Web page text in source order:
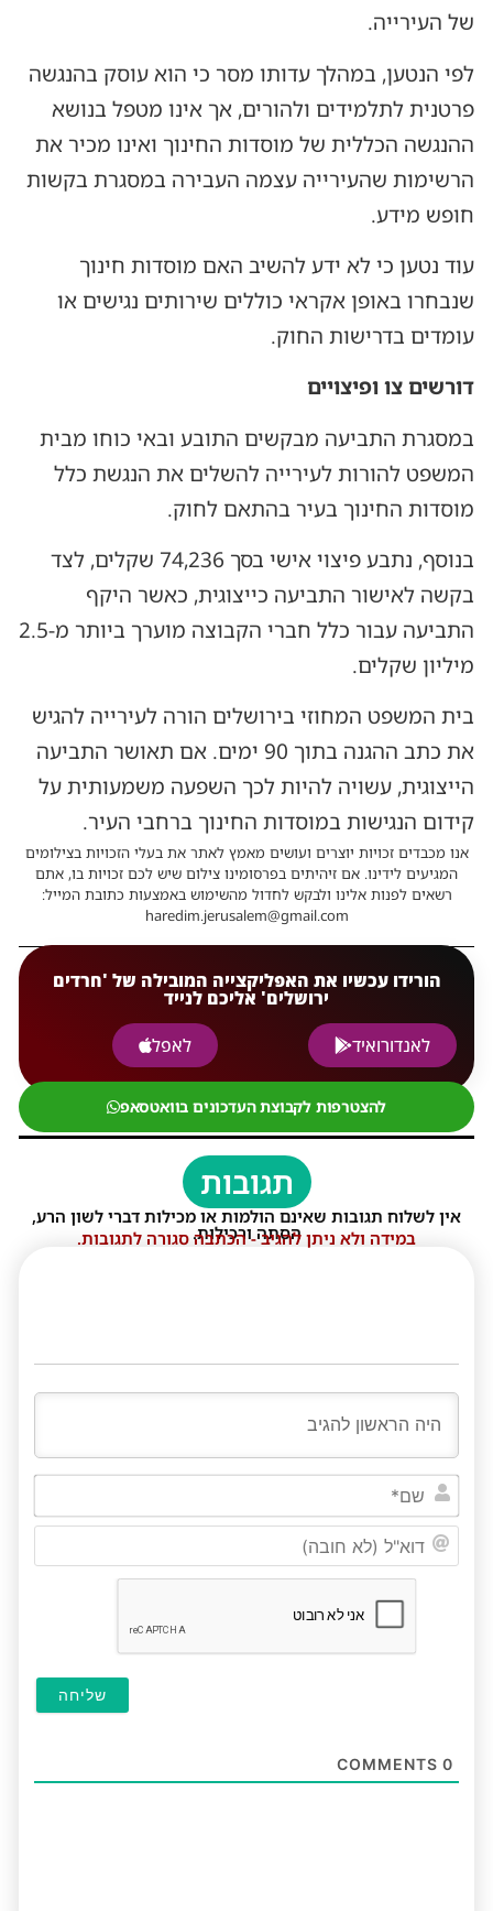
של העירייה.
לפי הנטען, במהלך עדותו מסר כי הוא עוסק בהנגשה
פרטנית לתלמידים ולהורים, אך אינו מטפל בנושא
ההנגשה הכללית של מוסדות החינוך ואינו מכיר את
הרשימות שהעירייה עצמה העבירה במסגרת בקשות
חופש מידע.
עוד נטען כי לא ידע להשיב האם מוסדות חינוך
שנבחרו באופן אקראי כוללים שירותים נגישים או
עומדים בדרישות החוק.
דורשים צו ופיצויים
במסגרת התביעה מבקשים התובע ובאי כוחו מבית
המשפט להורות לעירייה להשלים את הנגשת כלל
מוסדות החינוך בעיר בהתאם לחוק.
בנוסף, נתבע פיצוי אישי בסך 74,236 שקלים, לצד
בקשה לאישור התביעה כייצוגית, כאשר היקף
התביעה עבור כלל חברי הקבוצה מוערך ביותר מ-2.5
מיליון שקלים.
בית המשפט המחוזי בירושלים הורה לעירייה להגיש
את כתב ההגנה בתוך 90 ימים. אם תאושר התביעה
הייצוגית, עשויה להיות לכך השפעה משמעותית על
קידום הנגישות במוסדות החינוך ברחבי העיר.
אנו מכבדים זכויות יוצרים ועושים מאמץ לאתר את בעלי הזכויות בצילומים
המגיעים לידינו. אם זיהיתים בפרסומינו צילום שיש לכם זכויות בו, אתם
רשאים לפנות אלינו ולבקש לחדול מהשימוש באמצעות כתובת המייל:
haredim.jerusalem@gmail.com
הורידו עכשיו את האפליקצייה המובילה של 'חרדים
ירושלים' אליכם לנייד
לאנדורואיד
לאפל
להצטרפות לקבוצת העדכונים בוואטסאפ
תגובות
אין לשלוח תגובות שאינם הולמות או מכילות דברי לשון הרע,
הסתה ורכילות.
במידה ולא ניתן להגיב - הכתבה סגורה לתגובות.
0